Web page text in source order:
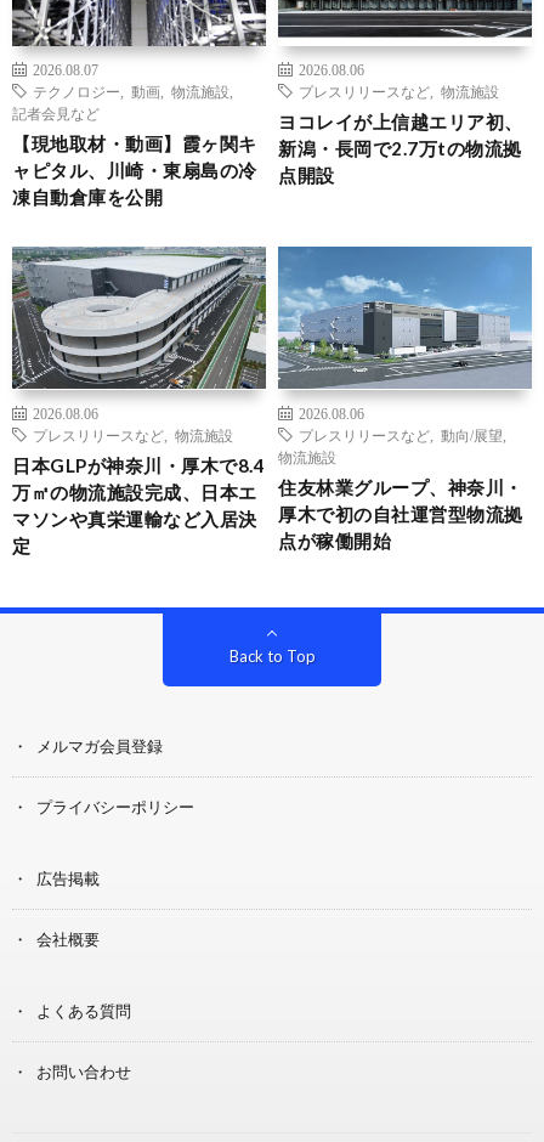
2026.08.07
テクノロジー
動画 物流施設
記者会見など
【現地取材・動画】霞ヶ関キ
ャピタル、川崎・東扇島の冷
凍自動倉庫を公開
2026.08.06
プレスリリースなど
物流施設
ヨコレイが上信越エリア初、
新潟・長岡で2.7万tの物流拠
点開設
2026.08.06
プレスリリースなど
物流施設
日本GLPが神奈川・厚木で8.4
万㎡の物流施設完成、日本エ
マソンや真栄運輸など入居決
定
2026.08.06
プレスリリースなど
動向/展望
物流施設
住友林業グループ、神奈川・
厚木で初の自社運営型物流拠
点が稼働開始
Back to Top
メルマガ会員登録
プライバシーポリシー
広告掲載
会社概要
よくある質問
お問い合わせ